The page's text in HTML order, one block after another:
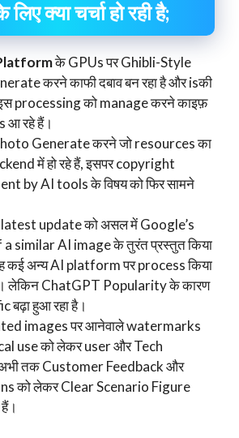
क्या चर्चा हो रही है;
के GPUs पर Ghibli-Style
करने काफी दबाव बन रहा है और isकी
इस processing को manage करने काइफ़
आ रहे हैं।
Generate करने जो resources का
में हो रहे हैं, इसपर copyright
by AI tools के विषय को फिर सामने
latest update को असल में Google’s
similar AI image के तुरंत प्रस्तुत किया
कई अन्य AI platform पर process किया
लेकिन ChatGPT Popularity के कारण
बढ़ा हुआ रहा है।
images पर आनेवाले watermarks
use को लेकर user और Tech
तक Customer Feedback और
को लेकर Clear Scenario Figure